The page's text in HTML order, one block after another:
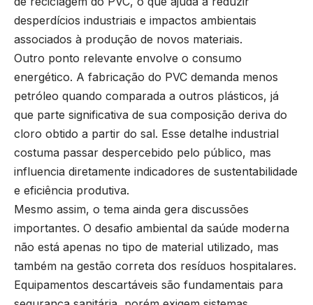
desperdícios industriais e impactos ambientais
associados à produção de novos materiais.
Outro ponto relevante envolve o consumo
energético. A fabricação do PVC demanda menos
petróleo quando comparada a outros plásticos, já
que parte significativa de sua composição deriva do
cloro obtido a partir do sal. Esse detalhe industrial
costuma passar despercebido pelo público, mas
influencia diretamente indicadores de sustentabilidade
e eficiência produtiva.
Mesmo assim, o tema ainda gera discussões
importantes. O desafio ambiental da saúde moderna
não está apenas no tipo de material utilizado, mas
também na gestão correta dos resíduos hospitalares.
Equipamentos descartáveis são fundamentais para